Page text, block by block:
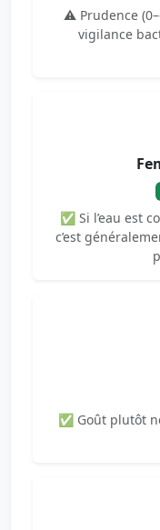
⚠️ Prudence
vigilance
✅ Si l’eau est
c’est
✅ Goût plutôt